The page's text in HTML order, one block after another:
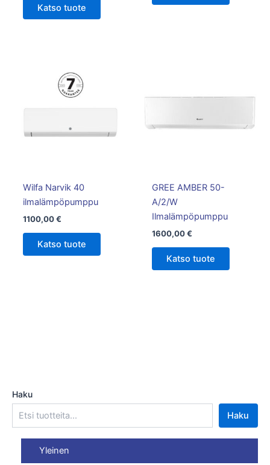
Haku
Haku
Yleinen
Katso tuote
Wilfa Narvik 40
ilmalämpöpumppu
1100,00€
Katso tuote
GREE AMBER 50-
A/2/W
Ilmalämpöpumppu
1600,00€
Katso tuote